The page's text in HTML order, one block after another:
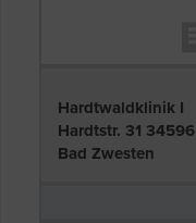
Hardtwaldklinik I
Hardtstr. 31 34596
Bad Zwesten